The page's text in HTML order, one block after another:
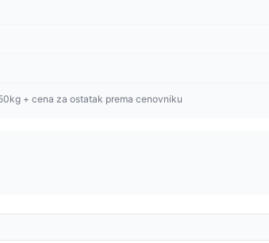
+ cena za ostatak prema cenovniku